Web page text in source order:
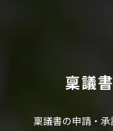
稟議
稟議書の申請・